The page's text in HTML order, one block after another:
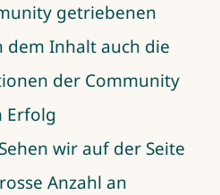
getriebenen
Inhalt auch die
der Community
Erfolg
wir auf der Seite
Anzahl an